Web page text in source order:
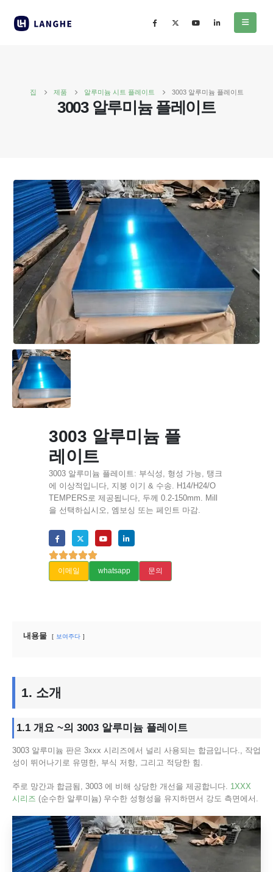
집 제품 알루미늄 시트 플레이트 3003 알루미늄 플레이트
3003 알루미늄 플레이트
3003 알루미늄 플
레이트
3003 알루미늄 플레이트: 부식성, 형성 가능, 탱크
에 이상적입니다, 지붕 이기 & 수송. H14/H24/O
TEMPERS로 제공됩니다, 두께 0.2-150mm. Mill
을 선택하십시오, 엠보싱 또는 페인트 마감.
이메일 whatsapp 문의
내용물 보여주다
1. 소개
1.1 개요 ~의 3003 알루미늄 플레이트
3003 알루미늄 판은 3xxx 시리즈에서 널리 사용되는 합금입니다., 작업
성이 뛰어나기로 유명한, 부식 저항, 그리고 적당한 힘.
주로 망간과 합금됨, 3003 에 비해 상당한 개선을 제공합니다. 1XXX
시리즈 (순수한 알루미늄) 우수한 성형성을 유지하면서 강도 측면에서.